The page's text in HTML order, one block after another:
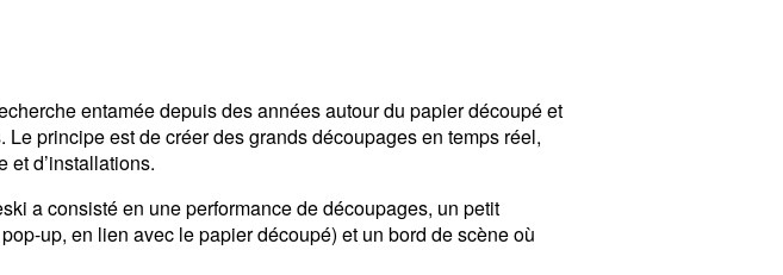
entamée depuis des années autour du papier découpé et
principe est de créer des grands découpages en temps réel,
et d’installations.
a consisté en une performance de découpages, un petit
up, en lien avec le papier découpé) et un bord de scène où